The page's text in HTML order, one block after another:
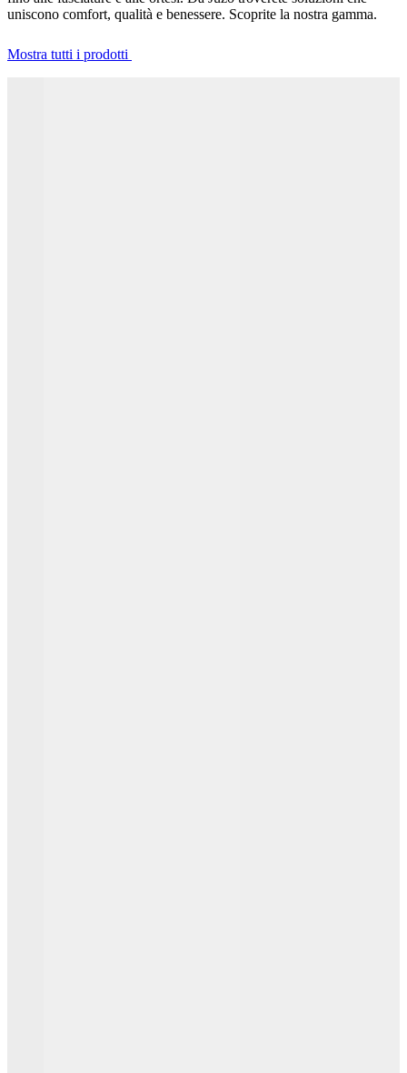
uniscono comfort, qualità e benessere. Scoprite la nostra gamma.
Mostra tutti i prodotti